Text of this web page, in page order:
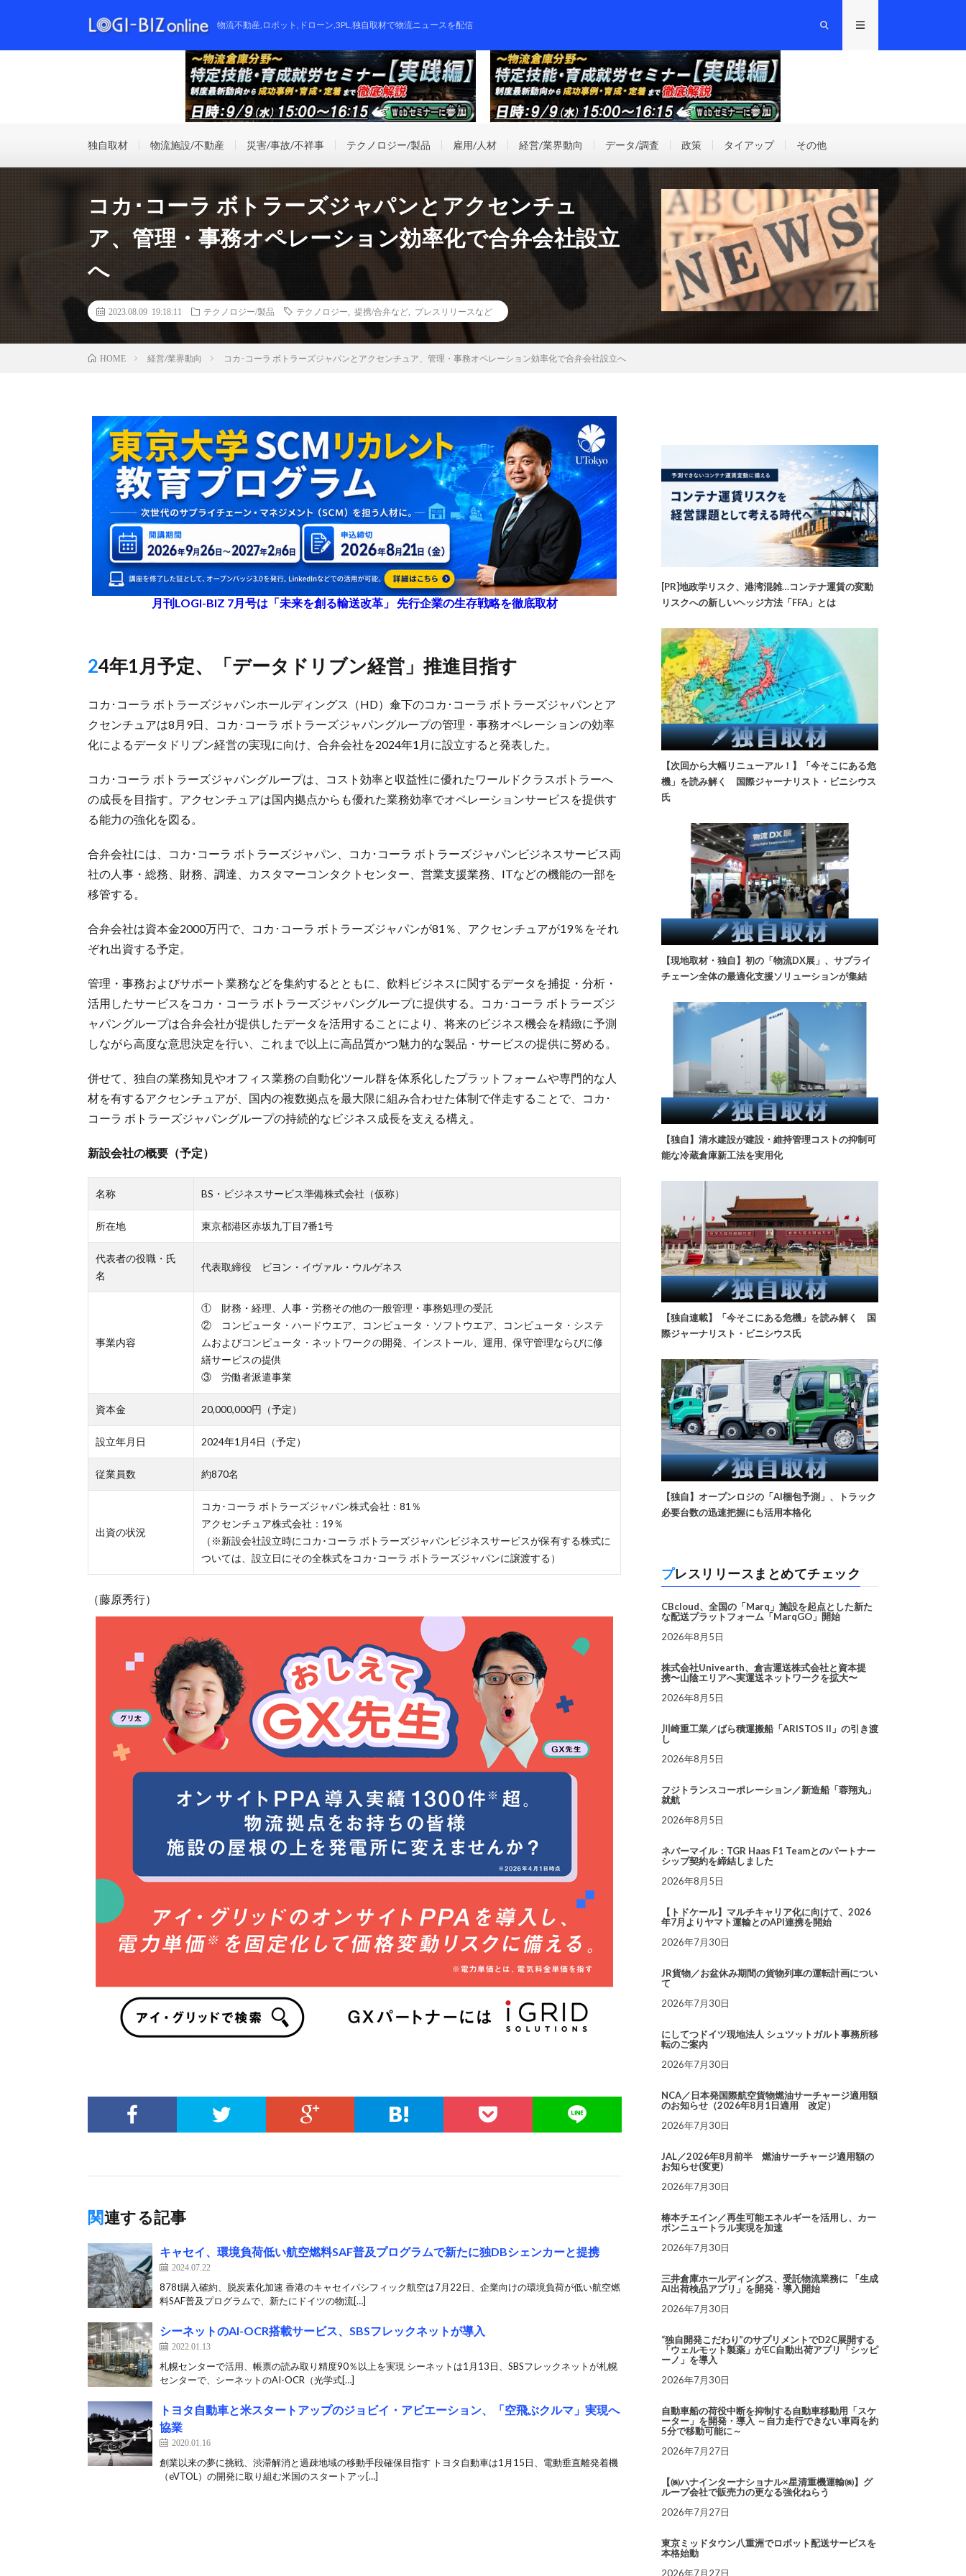
物流不動産,ロボット,ドローン,3PL,独自取材で物流ニュースを配信
独自取材 物流施設/不動産 災害/事故/不祥事 テクノロジー/製品 雇用/人材 経営/業界動向 データ/調査 政策 タイアップ その他
コカ･コーラ ボトラーズジャパンとアクセンチュ
ア、管理・事務オペレーション効率化で合弁会社設立
へ
2023.08.09 19:18:11 テクノロジー/製品 テクノロジー 提携/合弁など プレスリリースなど
HOME 経営/業界動向 コカ･コーラ ボトラーズジャパンとアクセンチュア、管理・事務オペレーション効率化で合弁会社設立へ
月刊LOGI-BIZ 7月号は「未来を創る輸送改革」 先行企業の生存戦略を徹底取材
24年1月予定、「データドリブン経営」推進目指す
コカ･コーラ ボトラーズジャパンホールディングス（HD）傘下のコカ･コーラ ボトラーズジャパンとア
クセンチュアは8月9日、コカ･コーラ ボトラーズジャパングループの管理・事務オペレーションの効率
化によるデータドリブン経営の実現に向け、合弁会社を2024年1月に設立すると発表した。
コカ･コーラ ボトラーズジャパングループは、コスト効率と収益性に優れたワールドクラスボトラーへ
の成長を目指す。アクセンチュアは国内拠点からも優れた業務効率でオペレーションサービスを提供す
る能力の強化を図る。
合弁会社には、コカ･コーラ ボトラーズジャパン、コカ･コーラ ボトラーズジャパンビジネスサービス両
社の人事・総務、財務、調達、カスタマーコンタクトセンター、営業支援業務、ITなどの機能の一部を
移管する。
合弁会社は資本金2000万円で、コカ･コーラ ボトラーズジャパンが81％、アクセンチュアが19％をそれ
ぞれ出資する予定。
管理・事務およびサポート業務などを集約するとともに、飲料ビジネスに関するデータを捕捉・分析・
活用したサービスをコカ・コーラ ボトラーズジャパングループに提供する。コカ･コーラ ボトラーズジ
ャパングループは合弁会社が提供したデータを活用することにより、将来のビジネス機会を精緻に予測
しながら高度な意思決定を行い、これまで以上に高品質かつ魅力的な製品・サービスの提供に努める。
併せて、独自の業務知見やオフィス業務の自動化ツール群を体系化したプラットフォームや専門的な人
材を有するアクセンチュアが、国内の複数拠点を最大限に組み合わせた体制で伴走することで、コカ･
コーラ ボトラーズジャパングループの持続的なビジネス成長を支える構え。
新設会社の概要（予定）
名称 BS・ビジネスサービス準備株式会社（仮称）
所在地 東京都港区赤坂九丁目7番1号
代表者の役職・氏
名
代表取締役 ビヨン・イヴァル・ウルゲネス
事業内容
① 財務・経理、人事・労務その他の一般管理・事務処理の受託
② コンピュータ・ハードウエア、コンピュータ・ソフトウエア、コンピュータ・システ
ムおよびコンピュータ・ネットワークの開発、インストール、運用、保守管理ならびに修
繕サービスの提供
③ 労働者派遣事業
資本金 20,000,000円（予定）
設立年月日 2024年1月4日（予定）
従業員数 約870名
出資の状況
コカ･コーラ ボトラーズジャパン株式会社：81％
アクセンチュア株式会社：19％
（※新設会社設立時にコカ･コーラ ボトラーズジャパンビジネスサービスが保有する株式に
ついては、設立日にその全株式をコカ･コーラ ボトラーズジャパンに譲渡する）
（藤原秀行）
関連する記事
キャセイ、環境負荷低い航空燃料SAF普及プログラムで新たに独DBシェンカーと提携
2024.07.22
878t購入確約、脱炭素化加速 香港のキャセイパシフィック航空は7月22日、企業向けの環境負荷が低い航空燃
料SAF普及プログラムで、新たにドイツの物流[…]
シーネットのAI-OCR搭載サービス、SBSフレックネットが導入
2022.01.13
札幌センターで活用、帳票の読み取り精度90％以上を実現 シーネットは1月13日、SBSフレックネットが札幌
センターで、シーネットのAI-OCR（光学式[…]
トヨタ自動車と米スタートアップのジョビイ・アビエーション、「空飛ぶクルマ」実現へ
協業
2020.01.16
創業以来の夢に挑戦、渋滞解消と過疎地域の移動手段確保目指す トヨタ自動車は1月15日、電動垂直離発着機
（eVTOL）の開発に取り組む米国のスタートアッ[…]
[PR]地政学リスク、港湾混雑…コンテナ運賃の変動
リスクへの新しいヘッジ方法「FFA」とは
【次回から大幅リニューアル！】「今そこにある危
機」を読み解く 国際ジャーナリスト・ビニシウス
氏
【現地取材・独自】初の「物流DX展」、サプライ
チェーン全体の最適化支援ソリューションが集結
【独自】清水建設が建設・維持管理コストの抑制可
能な冷蔵倉庫新工法を実用化
【独自連載】「今そこにある危機」を読み解く 国
際ジャーナリスト・ビニシウス氏
【独自】オープンロジの「AI梱包予測」、トラック
必要台数の迅速把握にも活用本格化
プレスリリースまとめてチェック
CBcloud、全国の「Marq」施設を起点とした新た
な配送プラットフォーム「MarqGO」開始
2026年8月5日
株式会社Univearth、倉吉運送株式会社と資本提
携〜山陰エリアへ実運送ネットワークを拡大〜
2026年8月5日
川崎重工業／ばら積運搬船「ARISTOS II」の引き渡
し
2026年8月5日
フジトランスコーポレーション／新造船「蓉翔丸」
就航
2026年8月5日
ネバーマイル：TGR Haas F1 Teamとのパートナー
シップ契約を締結しました
2026年8月5日
【トドケール】マルチキャリア化に向けて、2026
年7月よりヤマト運輸とのAPI連携を開始
2026年7月30日
JR貨物／お盆休み期間の貨物列車の運転計画につい
て
2026年7月30日
にしてつドイツ現地法人 シュツットガルト事務所移
転のご案内
2026年7月30日
NCA／日本発国際航空貨物燃油サーチャージ適用額
のお知らせ（2026年8月1日適用 改定）
2026年7月30日
JAL／2026年8月前半 燃油サーチャージ適用額の
お知らせ(変更)
2026年7月30日
椿本チエイン／再生可能エネルギーを活用し、カー
ボンニュートラル実現を加速
2026年7月30日
三井倉庫ホールディングス、受託物流業務に 「生成
AI出荷検品アプリ」を開発・導入開始
2026年7月30日
“独自開発こだわり”のサプリメントでD2C展開する
「ウェルモット製薬」がEC自動出荷アプリ「シッピ
ーノ」を導入
2026年7月30日
自動車船の荷役中断を抑制する自動車移動用「スケ
ーター」を開発・導入 ～自力走行できない車両を約
5分で移動可能に～
2026年7月27日
【㈱ハナインターナショナル×星清重機運輸㈱】グ
ループ会社で販売力の更なる強化ねらう
2026年7月27日
東京ミッドタウン八重洲でロボット配送サービスを
本格始動
2026年7月27日